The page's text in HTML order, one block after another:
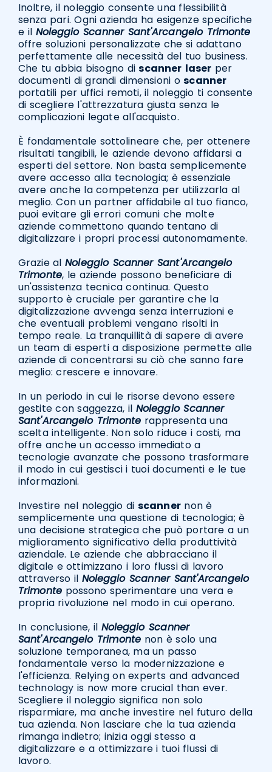
Inoltre, il noleggio consente una flessibilità
senza pari. Ogni azienda ha esigenze specifiche
e il Noleggio Scanner Sant'Arcangelo Trimonte
offre soluzioni personalizzate che si adattano
perfettamente alle necessità del tuo business.
Che tu abbia bisogno discanner laser per
documenti di grandi dimensioni oscanner
portatili per uffici remoti, il noleggio ti consente
di scegliere l'attrezzatura giusta senza le
complicazioni legate all'acquisto.
È fondamentale sottolineare che, per ottenere
risultati tangibili, le aziende devono affidarsi a
esperti del settore. Non basta semplicemente
avere accesso alla tecnologia; è essenziale
avere anche la competenza per utilizzarla al
meglio. Con un partner affidabile al tuo fianco,
puoi evitare gli errori comuni che molte
aziende commettono quando tentano di
digitalizzare i propri processi autonomamente.
Grazie alNoleggio Scanner Sant'Arcangelo
Trimonte, le aziende possono beneficiare di
un'assistenza tecnica continua. Questo
supporto è cruciale per garantire che la
digitalizzazione avvenga senza interruzioni e
che eventuali problemi vengano risolti in
tempo reale. La tranquillità di sapere di avere
un team di esperti a disposizione permette alle
aziende di concentrarsi su ciò che sanno fare
meglio: crescere e innovare.
In un periodo in cui le risorse devono essere
gestite con saggezza, il Noleggio Scanner
Sant'Arcangelo Trimonterappresenta una
scelta intelligente. Non solo riduce i costi, ma
offre anche un accesso immediato a
tecnologie avanzate che possono trasformare
il modo in cui gestisci i tuoi documenti e le tue
informazioni.
Investire nel noleggio di scannernon è
semplicemente una questione di tecnologia; è
una decisione strategica che può portare a un
miglioramento significativo della produttività
aziendale. Le aziende che abbracciano il
digitale e ottimizzano i loro flussi di lavoro
attraverso il Noleggio Scanner Sant'Arcangelo
Trimontepossono sperimentare una vera e
propria rivoluzione nel modo in cui operano.
In conclusione, il Noleggio Scanner
Sant'Arcangelo Trimontenon è solo una
soluzione temporanea, ma un passo
fondamentale verso la modernizzazione e
l'efficienza. Relying on experts and advanced
technology is now more crucial than ever.
Scegliere il noleggio significa non solo
risparmiare, ma anche investire nel futuro della
tua azienda. Non lasciare che la tua azienda
rimanga indietro; inizia oggi stesso a
digitalizzare e a ottimizzare i tuoi flussi di
lavoro.